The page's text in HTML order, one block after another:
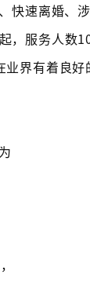
快速离婚、
，服务人数
界有着良